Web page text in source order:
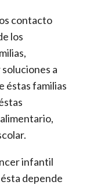
contacto
los
a
éstas familias
infantil
depende